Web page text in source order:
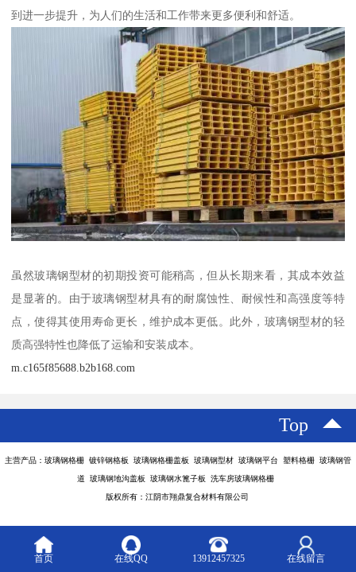
到进一步提升，为人们的生活和工作带来更多便利和舒适。
虽然玻璃钢型材的初期投资可能稍高，但从长期来看，其成本效益
是显著的。由于玻璃钢型材具有的耐腐蚀性、耐候性和高强度等特
点，使得其使用寿命更长，维护成本更低。此外，玻璃钢型材的轻
质高强特性也降低了运输和安装成本。
m.c165f85688.b2b168.com
Top
主营产品：玻璃钢格栅 镀锌钢格板 玻璃钢格栅盖板 玻璃钢型材 玻璃钢平台 塑料格栅 玻璃钢管
道 玻璃钢地沟盖板 玻璃钢水篦子板 洗车房玻璃钢格栅
版权所有：江阴市翔鼎复合材料有限公司
首页 在线QQ 13912457325 在线留言